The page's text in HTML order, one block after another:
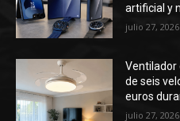
artificial y
julio 27, 2026
Ventilador
de seis
euros
julio 27, 2026